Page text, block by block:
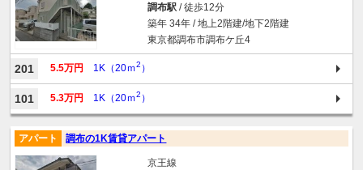
調布駅/ 徒歩12分
築年 34年 / 地上2階建/地下2階建
東京都調布市調布ケ丘4
201 5.5万円 1K（20ｍ2 ）
101 5.3万円 1K（20ｍ2 ）
アパート 調布の1K賃貸アパート
京王線